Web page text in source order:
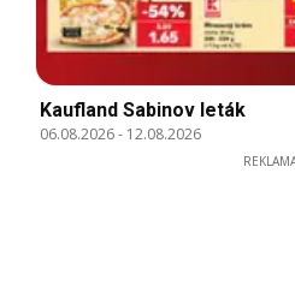
Kaufland Sabinov leták
06.08.2026- 12.08.2026